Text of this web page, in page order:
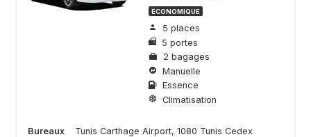
ÉCONOMIQUE
5 places
5 portes
2 bagages
Manuelle
Essence
Climatisation
Bureaux Tunis Carthage Airport, 1080 Tunis Cedex